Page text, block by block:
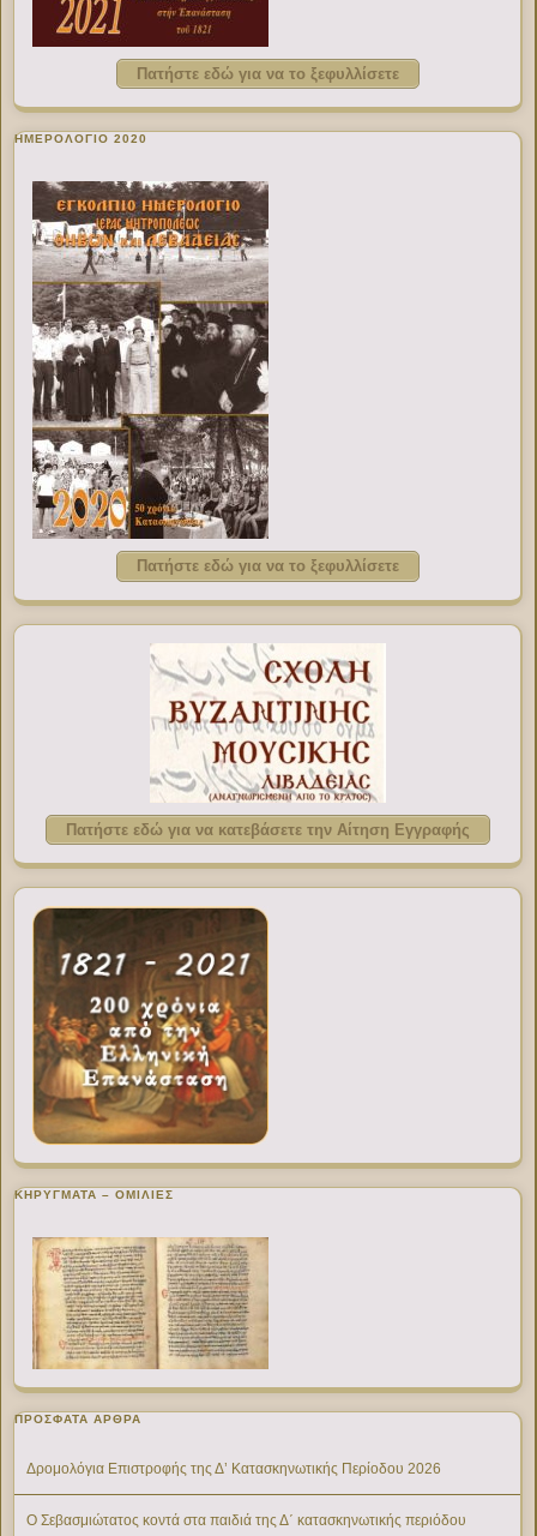
Πατήστε εδώ για να το ξεφυλλίσετε
ΗΜΕΡΟΛΟΓΙΟ 2020
Πατήστε εδώ για να το ξεφυλλίσετε
Πατήστε εδώ για να κατεβάσετε την Αίτηση Εγγραφής
ΚΗΡΥΓΜΑΤΑ – ΟΜΙΛΙΕΣ
ΠΡΌΣΦΑΤΑ ΆΡΘΡΑ
Δρομολόγια Επιστροφής της Δ’ Κατασκηνωτικής Περίοδου 2026
Ο Σεβασμιώτατος κοντά στα παιδιά της Δ΄ κατασκηνωτικής περιόδου